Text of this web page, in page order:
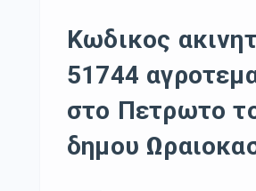
Κωδικος
51744
στο Πετρωτο
δημου